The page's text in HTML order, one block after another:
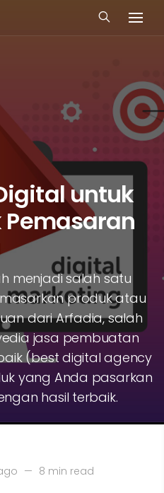
untuk
Pemasaran
menjadi salah satu
produk atau
dari Arfadia, salah
jasa pembuatan
(best digital agency
yang Anda pasarkan
hasil terbaik.
— 8 min read